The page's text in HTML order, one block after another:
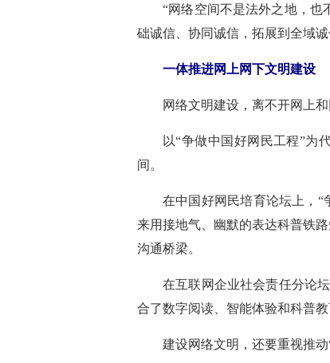
“网络空间不是法外之地，也
础诚信、协同诚信，拓展到全域
一体推进网上网下文明建设
网络文明建设，离不开网上
以“争做中国好网民工程”为
间。
在中国好网民培育论坛上，“
来用接地气、幽默的表达科普铁
沟通桥梁。
在互联网企业社会责任分论
合了数字阅读、智能体验和科普
建设网络文明，还要重视推